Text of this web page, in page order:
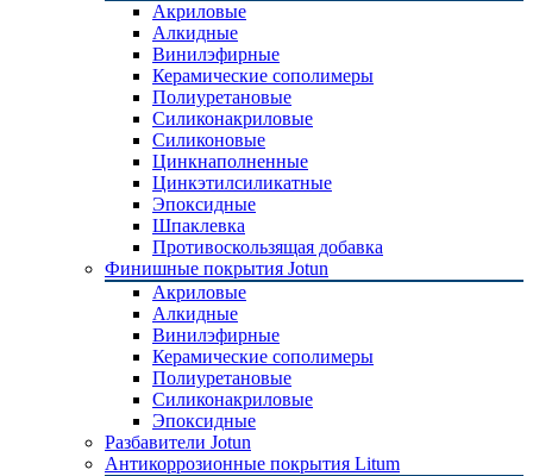
Акриловые
Алкидные
Винилэфирные
Керамические сополимеры
Полиуретановые
Силиконакриловые
Силиконовые
Цинкнаполненные
Цинкэтилсиликатные
Эпоксидные
Шпаклевка
Противоскользящая добавка
Финишные покрытия Jotun
Акриловые
Алкидные
Винилэфирные
Керамические сополимеры
Полиуретановые
Силиконакриловые
Эпоксидные
Разбавители Jotun
Антикоррозионные покрытия Litum